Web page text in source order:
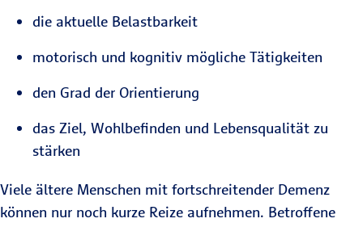
die aktuelle Belastbarkeit
motorisch und kognitiv mögliche Tätigkeiten
den Grad der Orientierung
das Ziel, Wohlbefinden und Lebensqualität zu
stärken
Viele ältere Menschen mit fortschreitender Demenz
können nur noch kurze Reize aufnehmen. Betroffene